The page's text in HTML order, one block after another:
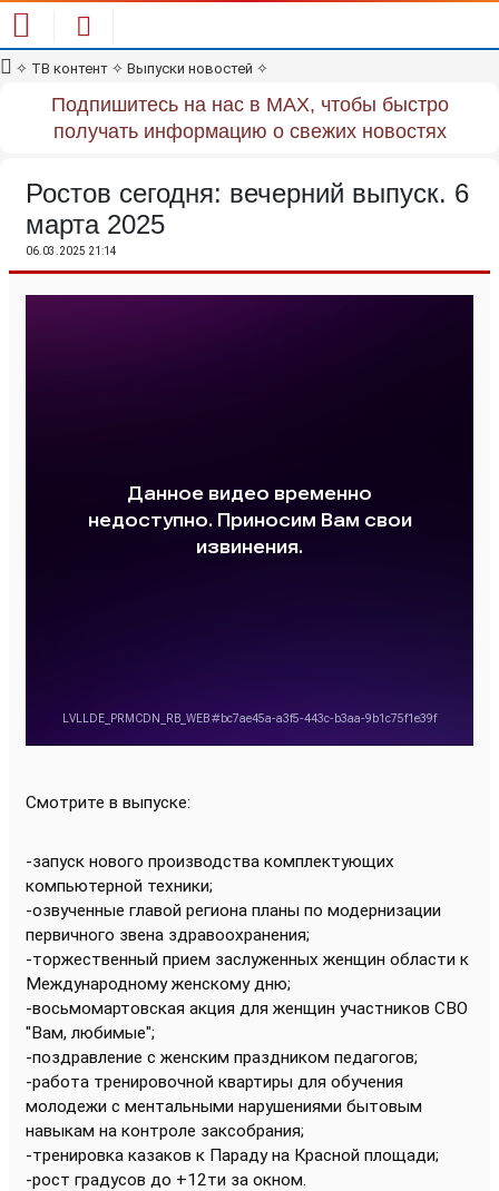
✧ ТВ контент ✧ Выпуски новостей ✧
Подпишитесь на нас в MAX, чтобы быстро
получать информацию о свежих новостях
Ростов сегодня: вечерний выпуск. 6
марта 2025
06.03.2025 21:14
Смотрите в выпуске:
-запуск нового производства комплектующих
компьютерной техники;
-озвученные главой региона планы по модернизации
первичного звена здравоохранения;
-торжественный прием заслуженных женщин области к
Международному женскому дню;
-восьмомартовская акция для женщин участников СВО
"Вам, любимые";
-поздравление с женским праздником педагогов;
-работа тренировочной квартиры для обучения
молодежи с ментальными нарушениями бытовым
навыкам на контроле заксобрания;
-тренировка казаков к Параду на Красной площади;
-рост градусов до +12ти за окном.